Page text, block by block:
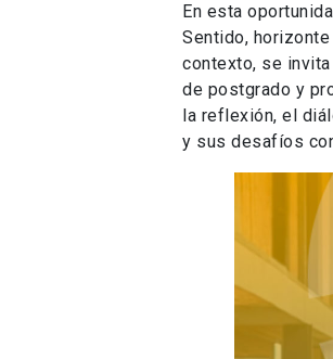
En esta
Sentido,
contexto, se
de postgrado y
la reflexión, el
y sus desafíos